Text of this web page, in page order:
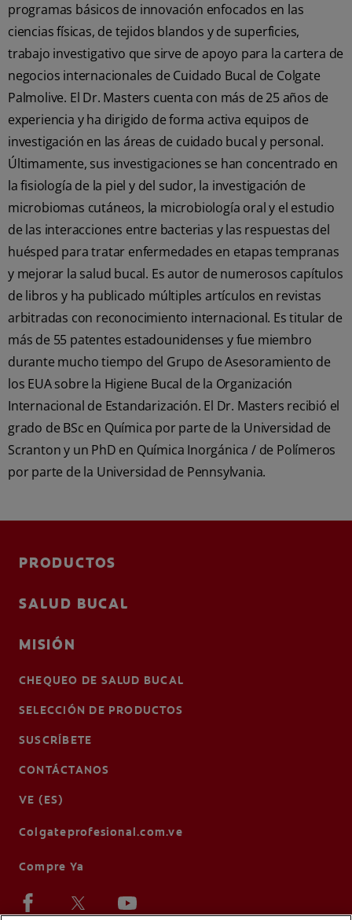
programas básicos de innovación enfocados en las
ciencias físicas, de tejidos blandos y de superficies,
trabajo investigativo que sirve de apoyo para la cartera de
negocios internacionales de Cuidado Bucal de Colgate
Palmolive. El Dr. Masters cuenta con más de 25 años de
experiencia y ha dirigido de forma activa equipos de
investigación en las áreas de cuidado bucal y personal.
Últimamente, sus investigaciones se han concentrado en
la fisiología de la piel y del sudor, la investigación de
microbiomas cutáneos, la microbiología oral y el estudio
de las interacciones entre bacterias y las respuestas del
huésped para tratar enfermedades en etapas tempranas
y mejorar la salud bucal. Es autor de numerosos capítulos
de libros y ha publicado múltiples artículos en revistas
arbitradas con reconocimiento internacional. Es titular de
más de 55 patentes estadounidenses y fue miembro
durante mucho tiempo del Grupo de Asesoramiento de
los EUA sobre la Higiene Bucal de la Organización
Internacional de Estandarización. El Dr. Masters recibió el
grado de BSc en Química por parte de la Universidad de
Scranton y un PhD en Química Inorgánica / de Polímeros
por parte de la Universidad de Pennsylvania.
PRODUCTOS
SALUD BUCAL
MISIÓN
CHEQUEO DE SALUD BUCAL
SELECCIÓN DE PRODUCTOS
SUSCRÍBETE
CONTÁCTANOS
VE (ES)
Colgateprofesional.com.ve
Compre Ya